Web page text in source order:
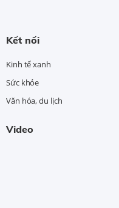
Kết nối
Kinh tế xanh
Sức khỏe
Văn hóa, du lịch
Video